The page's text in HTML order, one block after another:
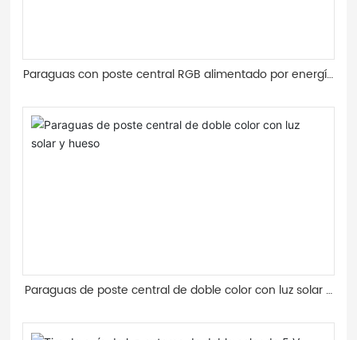
Paraguas con poste central RGB alimentado por energía
Paraguas de poste central de doble color con luz solar y